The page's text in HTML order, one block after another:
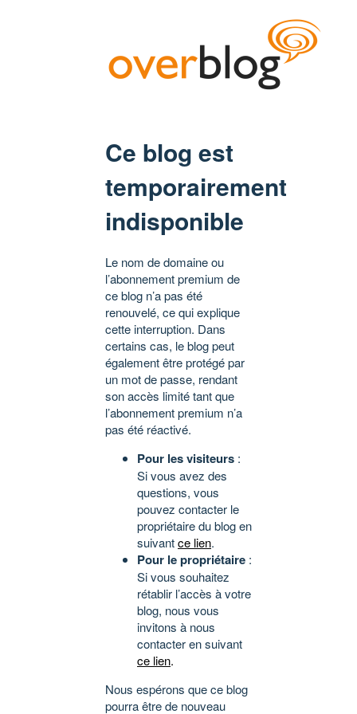
Ce blog est
temporairement
indisponible
Le nom de domaine ou
l’abonnement premium de
ce blog n’a pas été
renouvelé, ce qui explique
cette interruption. Dans
certains cas, le blog peut
également être protégé par
un mot de passe, rendant
son accès limité tant que
l’abonnement premium n’a
pas été réactivé.
Pour les visiteurs :
Si vous avez des
questions, vous
pouvez contacter le
propriétaire du blog en
suivantce lien.
Pour le propriétaire :
Si vous souhaitez
rétablir l’accès à votre
blog, nous vous
invitons à nous
contacter en suivant
ce lien.
Nous espérons que ce blog
pourra être de nouveau